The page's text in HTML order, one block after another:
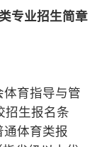
专业招生简章
育指导与管
招生报名条
体育类报